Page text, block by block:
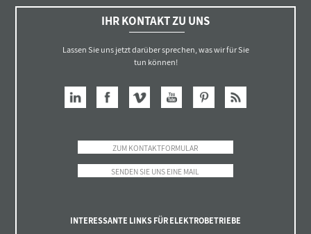
IHR KONTAKT ZU UNS
Lassen Sie uns jetzt darüber sprechen, was wir für Sie
tun können!
ZUM KONTAKTFORMULAR
SENDEN SIE UNS EINE MAIL
INTERESSANTE LINKS FÜR ELEKTROBETRIEBE